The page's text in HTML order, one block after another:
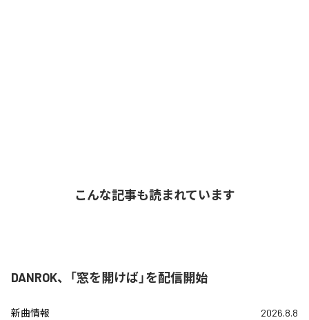
こんな記事も読まれています
DANROK、「窓を開けば」を配信開始
新曲情報 2026.8.8